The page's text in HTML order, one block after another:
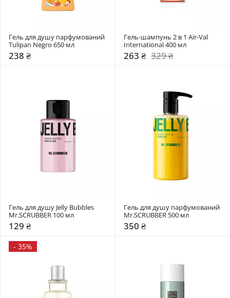
Гель для душу парфумований
Tulipan Negro 650 мл
238 ₴
Гель-шампунь 2 в 1 Air-Val
International 400 мл
263 ₴ 329 ₴
Гель для душу Jelly Bubbles
Mr.SCRUBBER 100 мл
129 ₴
Гель для душу парфумований
Mr.SCRUBBER 500 мл
350 ₴
- 35%